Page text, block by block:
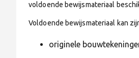
voldoende bewijsmateriaal
Voldoende bewijsmateriaal kan
originele